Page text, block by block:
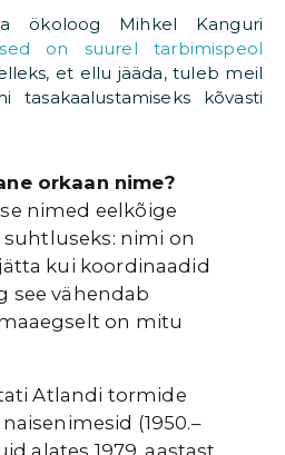
ökoloog Mihkel Kanguri
on suurel tarbimispeol
et ellu jääda, tuleb meil
kõvasti
orkaan nime?
nimed eelkõige
suhtluseks: nimi on
kui koordinaadid
see vähendab
on mitu
Atlandi tormide
(1950.–